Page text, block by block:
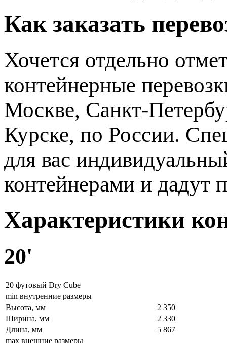
Как заказать
Хочется отдельно
контейнерные
Москве, Санкт-
Курске, по России.
для вас
контейнерами и дадут
Характеристики
20'
20 футовый Dry Cube
min внутренние размеры
Высота, мм
2 350
Ширина, мм
2 330
Длина, мм
5 867
max внешние размеры